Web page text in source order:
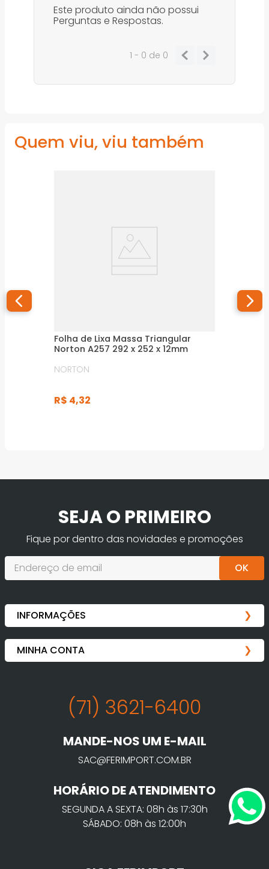
Este produto ainda não possui
Perguntas e Respostas.
1 - 0 de 0
Quem viu, viu também
Folha de Lixa Massa Triangular
Norton A257 292 x 252 x 12mm
NORTON
R$ 4,32
SEJA O PRIMEIRO
Fique por dentro das novidades e promoções
OK
(71) 3621-6400
MANDE-NOS UM E-MAIL
SAC@FERIMPORT.COM.BR
HORÁRIO DE ATENDIMENTO
SEGUNDA A SEXTA: 08h às 17:30h
SÁBADO: 08h às 12:00h